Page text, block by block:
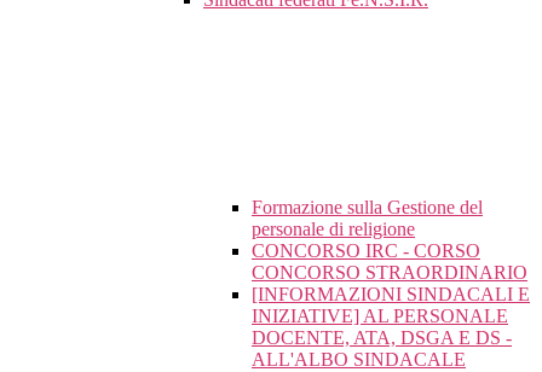
Formazione sulla Gestione del
personale di religione
CONCORSO IRC - CORSO
CONCORSO STRAORDINARIO
[INFORMAZIONI SINDACALI E
INIZIATIVE] AL PERSONALE
DOCENTE, ATA, DSGA E DS -
ALL'ALBO SINDACALE